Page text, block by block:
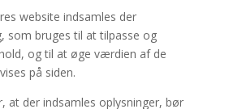
website indsamles der
som bruges til at tilpasse og
og til at øge værdien af de
på siden.
at der indsamles oplysninger, bør